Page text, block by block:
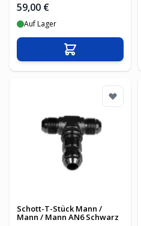
59,00 €
Auf Lager
In den Warenkorb
Schott-T-Stück Mann /
Mann / Mann AN6 Schwarz